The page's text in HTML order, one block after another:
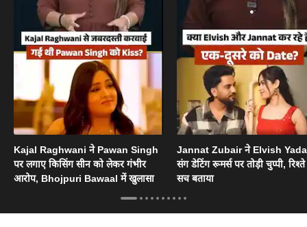
Kajal Raghwani ने Pawan Singh
पर लगाए किसिंग सीन को लेकर गंभीर
आरोप, Bhojpuri Bawaal में खुलासा
Jannat Zubair ने Elvish
संग डेटिंग रूमर्स पर तोड़ी चुप्पी,
सच बताया